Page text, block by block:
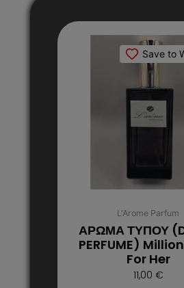
Save to
L'Arome Parfum
ΑΡΩΜΑ ΤΥΠΟΥ
PERFUME)
For Her
11,00 €
το
προϊόν
έχει
Οι
να
στη
σελίδα
του